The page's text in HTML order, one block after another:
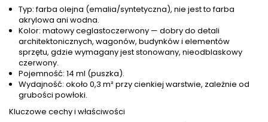
Typ: farba olejna (emalia/syntetyczna), nie jest to farba
akrylowa ani wodna.
Kolor: matowy ceglastoczerwony — dobry do detali
architektonicznych, wagonów, budynków i elementów
sprzętu, gdzie wymagany jest stonowany, nieodblaskowy
czerwony.
Pojemność: 14 ml (puszka).
Wydajność: około 0,3 m² przy cienkiej warstwie, zależnie od
grubości powłoki.
Kluczowe cechy i właściwości